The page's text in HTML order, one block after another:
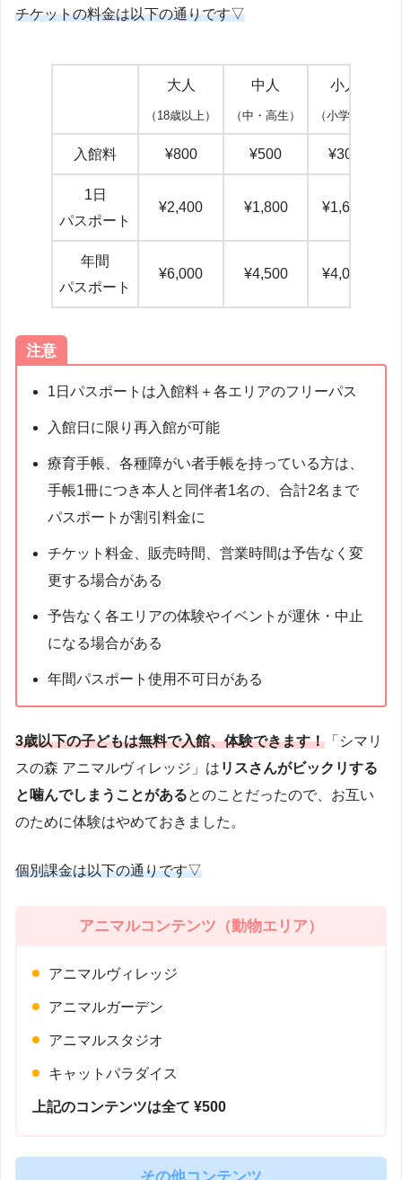
チケットの料金は以下の通りです▽
大人
（18歳以上）
中人
（中・高生）
小人
（小学生）
入館料 ¥800 ¥500 ¥300
1日
パスポート
¥2,400 ¥1,800 ¥1,600
年間
パスポート
¥6,000 ¥4,500 ¥4,000
注意
1日パスポートは入館料＋各エリアのフリーパス
入館日に限り再入館が可能
療育手帳、各種障がい者手帳を持っている方は、
手帳1冊につき本人と同伴者1名の、合計2名まで
パスポートが割引料金に
チケット料金、販売時間、営業時間は予告なく変
更する場合がある
予告なく各エリアの体験やイベントが運休・中止
になる場合がある
年間パスポート使用不可日がある
3歳以下の子どもは無料で入館、体験できます！ 「シマリ
スの森 アニマルヴィレッジ」は リスさんがビックリする
と噛んでしまうことがあるとのことだったので、お互い
のために体験はやめておきました。
個別課金は以下の通りです▽
アニマルコンテンツ（動物エリア）
アニマルヴィレッジ
アニマルガーデン
アニマルスタジオ
キャットパラダイス
上記のコンテンツは全て ¥500